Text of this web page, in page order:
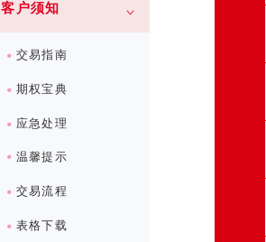
客户须知
交易指南
期权宝典
应急处理
温馨提示
交易流程
表格下载